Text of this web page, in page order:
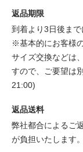
返品期限
到着より3日後まで
※基本的にお客様
サイズ交換などは
すので、ご要望は
21:00)
返品送料
弊社都合によるご
が負担いたします。